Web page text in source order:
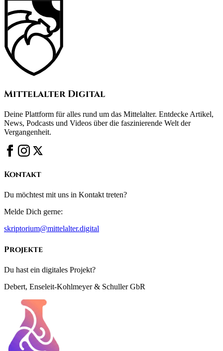
Mittelalter Digital
Deine Plattform für alles rund um das Mittelalter. Entdecke Artikel,
News, Podcasts und Videos über die faszinierende Welt der
Vergangenheit.
Kontakt
Du möchtest mit uns in Kontakt treten?
Melde Dich gerne:
skriptorium@mittelalter.digital
Projekte
Du hast ein digitales Projekt?
Debert, Enseleit-Kohlmeyer & Schuller GbR